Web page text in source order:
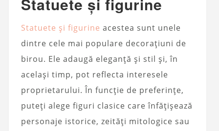
Statuete și figurine
Statuete și figurine acestea sunt unele
dintre cele mai populare decorațiuni de
birou. Ele adaugă eleganță și stil și, în
același timp, pot reflecta interesele
proprietarului. În funcție de preferințe,
puteți alege figuri clasice care înfățișează
personaje istorice, zeități mitologice sau